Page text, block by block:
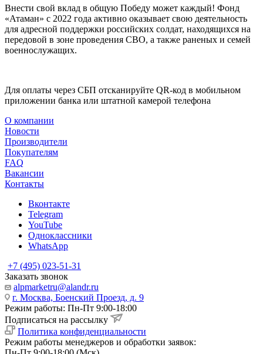
Внести свой вклад в общую Победу может каждый! Фонд
«Атаман» с 2022 года активно оказывает свою деятельность
для адресной поддержки российских солдат, находящихся на
передовой в зоне проведения СВО, а также раненых и семей
военнослужащих.
Для оплаты через СБП отсканируйте QR-код в мобильном
приложении банка или штатной камерой телефона
О компании
Новости
Производители
Покупателям
FAQ
Вакансии
Контакты
Вконтакте
Telegram
YouTube
Одноклассники
WhatsApp
+7 (495) 023-51-31
Заказать звонок
alpmarketru@alandr.ru
г. Москва, Боенский Проезд, д. 9
Режим работы: Пн-Пт 9:00-18:00
Подписаться на рассылку
Политика конфиденциальности
Режим работы менеджеров и обработки заявок: